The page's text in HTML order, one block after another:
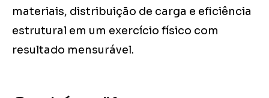
materiais, distribuição de carga e eficiência
estrutural em um exercício físico com
resultado mensurável.